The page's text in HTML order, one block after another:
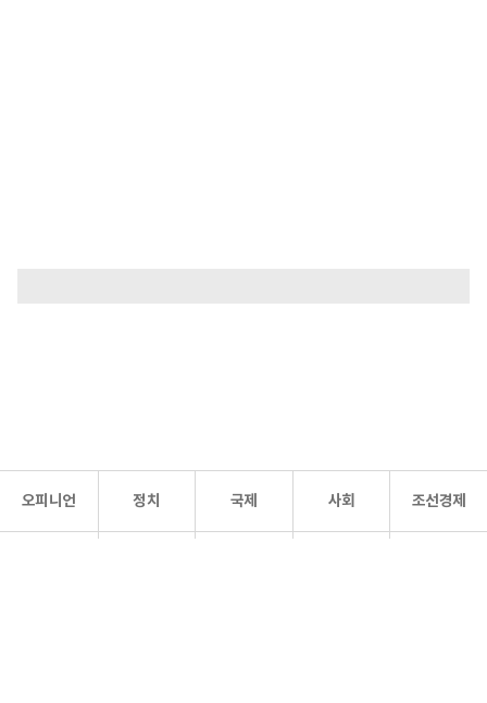
오피니언 정치 국제 사회 조선경제